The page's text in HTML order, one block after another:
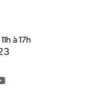
à 17h